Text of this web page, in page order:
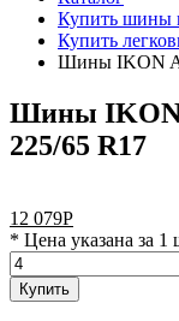
Купить шины
Купить
Шины IKON
Шины IKON
225/65 R17
12 079Р
* Цена указана за 1
Купить